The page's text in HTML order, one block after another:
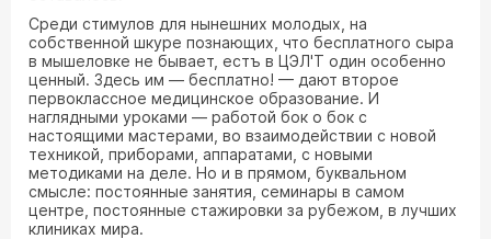
Среди стимулов для нынешних молодых, на
собственной шкуре познающих, что бесплатного сыра
в мышеловке не бывает, естъ в ЦЭЛ'Т один особенно
ценный. Здесь им — бесплатно! — дают второе
первоклассное медицинское образование. И
наглядными уроками — работой бок о бок с
настоящими мастерами, во взаимодействии с новой
техникой, приборами, аппаратами, с новыми
методиками на деле. Но и в прямом, буквальном
смысле: постоянные занятия, семинары в самом
центре, постоянные стажировки за рубежом, в лучших
клиниках мира.